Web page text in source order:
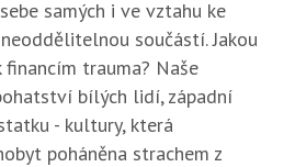
samých i ve vztahu ke
součástí. Jakou
trauma? Naše
bílých lidí, západní
- kultury, která
poháněna strachem z